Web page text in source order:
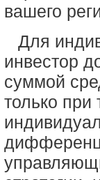
вашего
Для
инвестор
суммой
только при